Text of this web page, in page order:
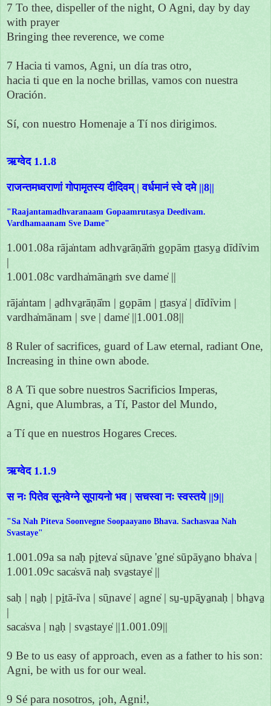
7 To thee, dispeller of the night, O Agni, day by day
with prayer
Bringing thee reverence, we come
7 Hacia ti vamos, Agni, un día tras otro,
hacia ti que en la noche brillas, vamos con nuestra
Oración.
Sí, con nuestro Homenaje a Tí nos dirigimos.
ऋग्वेद 1.1.8
राजन्तमध्वराणां गोपामृतस्य दीदिवम् | वर्धमानं स्वे दमे ||8||
"Raajantamadhvaranaam Gopaamrutasya Deedivam.
Vardhamaanam Sve Dame"
1.001.08a rāja̍ntam adhva̱rāṇā̍ṁ go̱pām ṛ̱tasya̱ dīdi̍vim
|
1.001.08c vardha̍māna̱ṁ sve dame̍ ||
rāja̍ntam | a̱dhva̱rāṇā̍m | go̱pām | ṛ̱tasya̍ | dīdi̍vim |
vardha̍mānam | sve | dame̍ ||1.001.08||
8 Ruler of sacrifices, guard of Law eternal, radiant One,
Increasing in thine own abode.
8 A Ti que sobre nuestros Sacrificios Imperas,
Agni, que Alumbras, a Tí, Pastor del Mundo,
a Tí que en nuestros Hogares Creces.
ऋग्वेद 1.1.9
स नः पितेव सूनवेग्ने सूपायनो भव | सचस्वा नः स्वस्तये ||9||
"Sa Nah Piteva Soonvegne Soopaayano Bhava. Sachasvaa Nah
Svastaye"
1.001.09a sa na̍ḥ pi̱teva̍ sū̱nave 'gne̍ sūpāya̱no bha̍va |
1.001.09c saca̍svā naḥ sva̱staye̍ ||
saḥ | na̱ḥ | pi̱tā-i̍va | sū̱nave̍ | agne̍ | su̱-u̱pā̱ya̱naḥ | bha̱va̱
|
saca̍sva | na̱ḥ | sva̱staye̍ ||1.001.09||
9 Be to us easy of approach, even as a father to his son:
Agni, be with us for our weal.
9 Sé para nosotros, ¡oh, Agni!,